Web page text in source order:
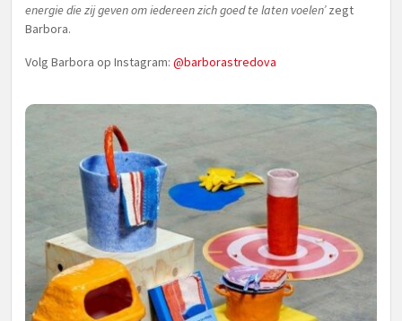
energie die zij geven om iedereen zich goed te laten voelen’zegt
Barbora.
Volg Barbora op Instagram: @barborastredova